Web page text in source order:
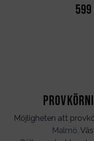
599
Möjligheten att
Malmö,